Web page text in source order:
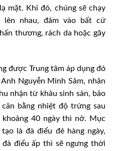
mặt. Khi đó, chúng sẽ chạy
nhau, đâm vào bất cứ
thương, rách da hoặc gãy
được Trung tâm áp dụng đó
Nguyễn Minh Sâm, nhân
nhận từ khâu sinh sản, bảo
bằng nhiệt độ trứng sau
40 ngày thì nở. Mục
là đà điểu đẻ hàng ngày,
điểu ấp thì sẽ ngưng thời